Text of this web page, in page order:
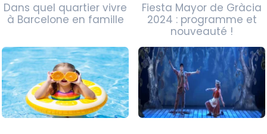
Dans quel quartier vivre
à Barcelone en famille
Fiesta Mayor de Gràcia
2024 : programme et
nouveauté !